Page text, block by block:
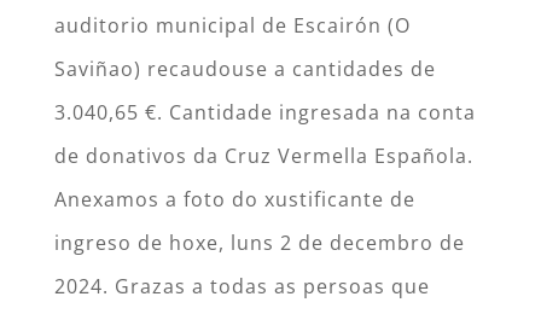
auditorio municipal de Escairón (O
Saviñao) recaudouse a cantidades de
3.040,65 €. Cantidade ingresada na conta
de donativos da Cruz Vermella Española.
Anexamos a foto do xustificante de
ingreso de hoxe, luns 2 de decembro de
2024. Grazas a todas as persoas que